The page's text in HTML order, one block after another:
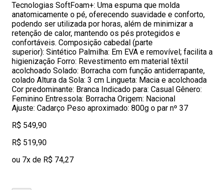
Tecnologias SoftFoam+: Uma espuma que molda
anatomicamente o pé, oferecendo suavidade e conforto,
podendo ser utilizada por horas, além de minimizar a
retenção de calor, mantendo os pés protegidos e
confortáveis. Composição cabedal (parte
superior): Sintético Palmilha: Em EVA e removível; facilita a
higienização Forro: Revestimento em material têxtil
acolchoado Solado: Borracha com função antiderrapante,
colado Altura da Sola: 3 cm Lingueta: Macia e acolchoada
Cor predominante: Branca Indicado para: Casual Gênero:
Feminino Entressola: Borracha Origem: Nacional
Ajuste: Cadarço Peso aproximado: 800g o par nº 37
R$ 549,90
R$ 519,90
ou 7x de R$ 74,27